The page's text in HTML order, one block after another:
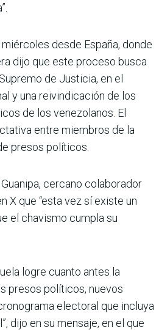
desde España, donde
dijo que este proceso busca
de Justicia, en el
y una reivindicación de los
de los venezolanos. El
entre miembros de la
presos políticos.
cercano colaborador
X que “esta vez sí existe un
el chavismo cumpla su
logre cuanto antes la
presos políticos, nuevos
electoral que incluya
dijo en su mensaje, en el que